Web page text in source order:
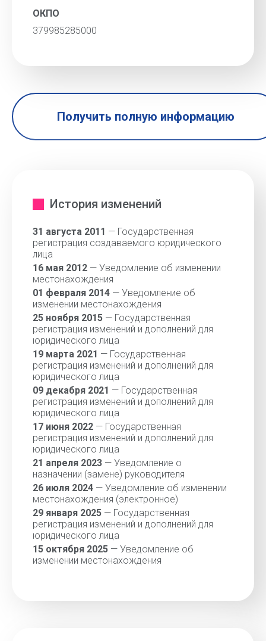
ОКПО
379985285000
Получить полную информацию
История изменений
31 августа 2011 — Государственная
регистрация создаваемого юридического
лица
16 мая 2012 — Уведомление об изменении
местонахождения
01 февраля 2014 — Уведомление об
изменении местонахождения
25 ноября 2015 — Государственная
регистрация изменений и дополнений для
юридического лица
19 марта 2021 — Государственная
регистрация изменений и дополнений для
юридического лица
09 декабря 2021 — Государственная
регистрация изменений и дополнений для
юридического лица
17 июня 2022 — Государственная
регистрация изменений и дополнений для
юридического лица
21 апреля 2023 — Уведомление о
назначении (замене) руководителя
26 июля 2024 — Уведомление об изменении
местонахождения (электронное)
29 января 2025 — Государственная
регистрация изменений и дополнений для
юридического лица
15 октября 2025 — Уведомление об
изменении местонахождения